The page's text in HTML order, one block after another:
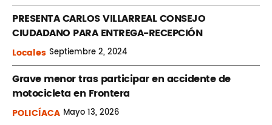
PRESENTA CARLOS VILLARREAL CONSEJO
CIUDADANO PARA ENTREGA-RECEPCIÓN
Locales Septiembre2, 2024
Grave menor tras participar en accidente de
motocicleta en Frontera
POLICÍACA Mayo13, 2026